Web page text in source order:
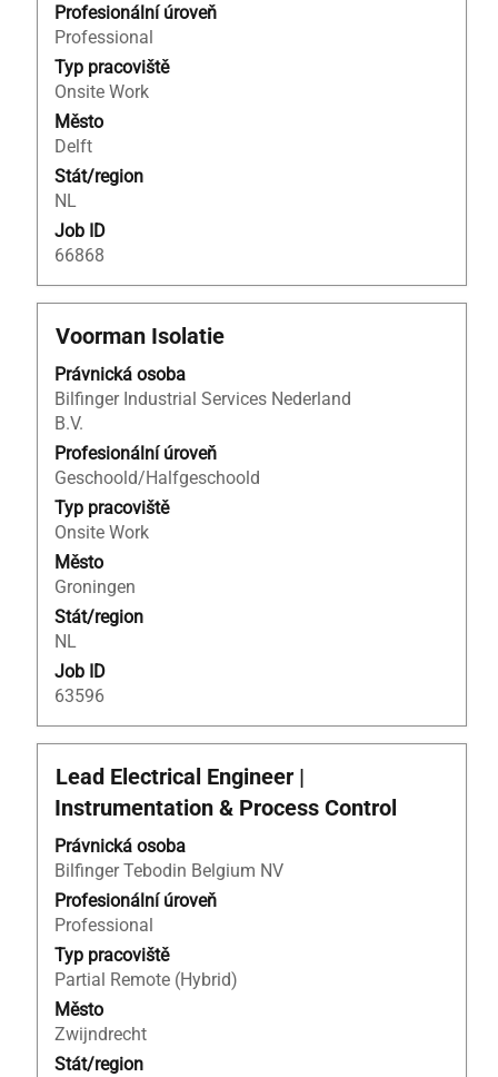
Profesionální úroveň
Professional
Typ pracoviště
Onsite Work
Město
Delft
Stát/region
NL
Job ID
66868
informací
o
profesi.
Titul
Voorman Isolatie
Právnická osoba
Bilfinger Industrial Services Nederland
B.V.
Profesionální úroveň
Geschoold/Halfgeschoold
Typ pracoviště
Onsite Work
Město
Groningen
Stát/region
NL
Job ID
63596
Vyberte
zobrazení
veškerých
informací
o
profesi.
Titul
Lead Electrical Engineer |
Instrumentation & Process Control
Právnická osoba
Bilfinger Tebodin Belgium NV
Profesionální úroveň
Professional
Typ pracoviště
Partial Remote (Hybrid)
Město
Zwijndrecht
Stát/region
Vyberte
mezerníkem
zobrazení
veškerých
informací
o
profesi.